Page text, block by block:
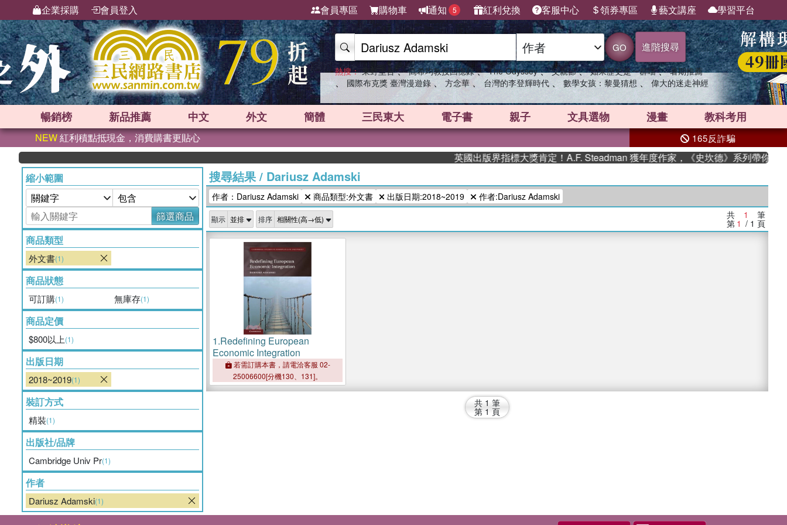
企業採購 會員登入 會員專區 購物車 通知 5 紅利兌換 客服中心 領券專區 藝文講座 學習平台
GO 進階搜尋
熱搜： 東野圭吾 、 高希均教授回憶錄 、 The Odyssey 、 父親節 、 如果歷史是一群喵 、 暑期推薦
、 國際布克獎 臺灣漫遊錄 、 方念華 、 台灣的李登輝時代 、 數學女孩：黎曼猜想 、 偉大的迷走神經
暢銷榜 新品推薦 中文 外文 簡體 三民東大 電子書 親子 文具選物 漫畫 教科考用
NEW紅利積點抵現金，消費購書更貼心 165反詐騙
英國出版界指標大獎肯定！A.F. Steadman 獲年度作家，《史坎德》系列帶你踏上
縮小範圍
篩選商品
商品類型
外文書(1)
商品狀態
可訂購(1) 無庫存(1)
商品定價
$800以上(1)
出版日期
2018~2019(1)
裝訂方式
精裝(1)
出版社/品牌
Cambridge Univ Pr(1)
作者
Dariusz Adamski(1)
搜尋結果/ Dariusz Adamski
作者：Dariusz Adamski 商品類型:外文書 出版日期:2018~2019 作者:Dariusz Adamski
顯示 排序 共 1 筆
第 1 / 1 頁
1.Redefining European
Economic Integration
若需訂購本書，請電洽客服 02-
25006600[分機130、131]。
共 1 筆
第 1 頁